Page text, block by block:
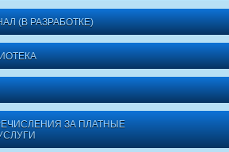
(В РАЗРАБОТКЕ)
ЗА ПЛАТНЫЕ